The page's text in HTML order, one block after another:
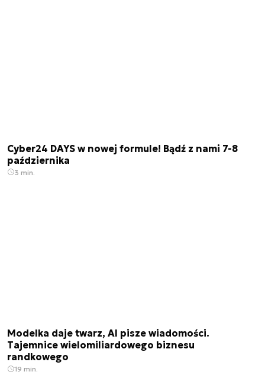
Cyber24 DAYS w nowej formule! Bądź z nami 7-8
października
3 min.
Modelka daje twarz, AI pisze wiadomości.
Tajemnice wielomiliardowego biznesu
randkowego
19 min.